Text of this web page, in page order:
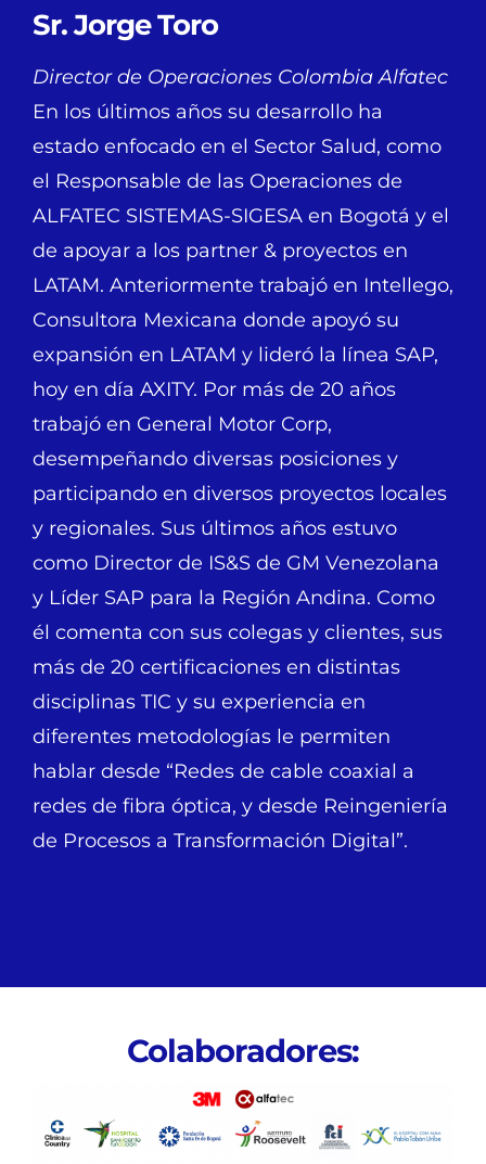
Sr. Jorge Toro
Director de Operaciones Colombia Alfatec
En los últimos años su desarrollo ha
estado enfocado en el Sector Salud, como
el Responsable de las Operaciones de
ALFATEC SISTEMAS-SIGESA en Bogotá y el
de apoyar a los partner & proyectos en
LATAM. Anteriormente trabajó en Intellego,
Consultora Mexicana donde apoyó su
expansión en LATAM y lideró la línea SAP,
hoy en día AXITY. Por más de 20 años
trabajó en General Motor Corp,
desempeñando diversas posiciones y
participando en diversos proyectos locales
y regionales. Sus últimos años estuvo
como Director de IS&S de GM Venezolana
y Líder SAP para la Región Andina. Como
él comenta con sus colegas y clientes, sus
más de 20 certificaciones en distintas
disciplinas TIC y su experiencia en
diferentes metodologías le permiten
hablar desde “Redes de cable coaxial a
redes de fibra óptica, y desde Reingeniería
de Procesos a Transformación Digital”.
Colaboradores: